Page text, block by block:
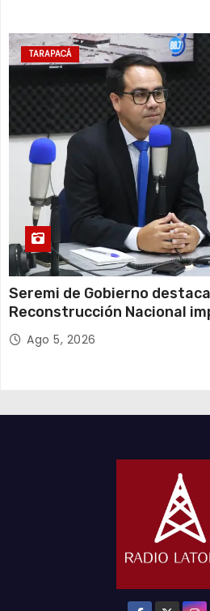
TARAPACÁ
Seremi de Gobierno
Reconstrucción Nacional
y el empleo en Tarapacá
Ago 5, 2026